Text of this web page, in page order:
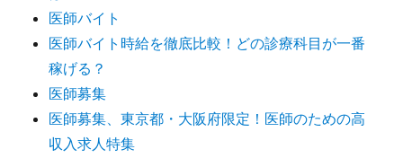
医師バイト
医師バイト時給を徹底比較！どの診療科目が一番
稼げる？
医師募集
医師募集、東京都・大阪府限定！医師のための高
収入求人特集